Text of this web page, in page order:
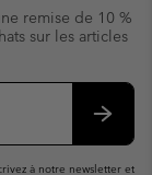
remise de 10 %
sur les articles
à notre newsletter et